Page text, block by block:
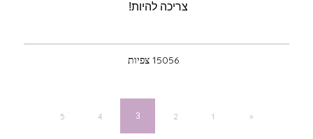
צריכה להיות!
15056 צפיות
»
1
2
3
4
5